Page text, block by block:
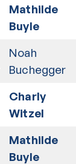
Mathilde
Buyle
Noah
Buchegger
Charly
Witzel
Mathilde
Buyle